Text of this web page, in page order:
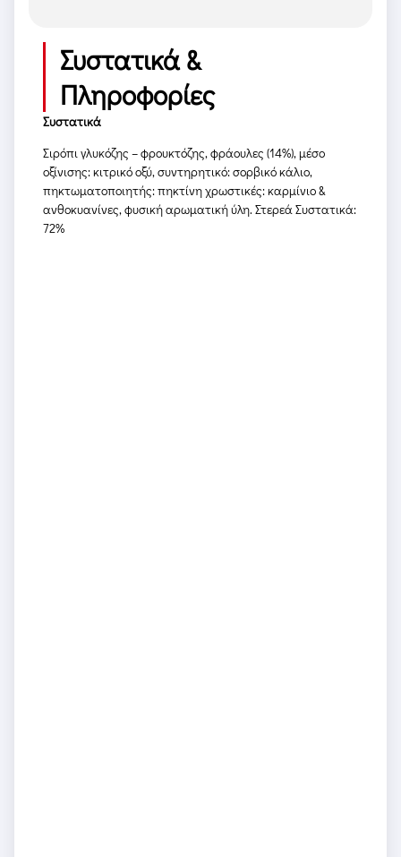
Συστατικά &
Πληροφορίες
Συστατικά
Σιρόπι γλυκόζης – φρουκτόζης, φράουλες (14%), μέσο
οξίνισης: κιτρικό οξύ, συντηρητικό: σορβικό κάλιο,
πηκτωματοποιητής: πηκτίνη χρωστικές: καρμίνιο &
ανθοκυανίνες, φυσική αρωματική ύλη. Στερεά Συστατικά:
72%